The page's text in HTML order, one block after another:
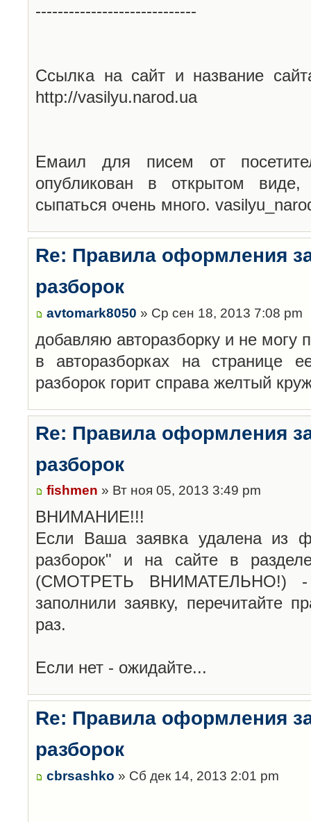
-----------------------------
Ссылка на сайт и название
http://vasilyu.narod.ua
Емаил для писем от
опубликован в открытом
сыпаться очень много.
Re: Правила оформления
разборок
avtomark8050 » Ср сен 18, 2013 7:08 pm
добавляю авторазборку и не могу
в авторазборках на странице
разборок горит справа желтый
Re: Правила оформления
разборок
fishmen » Вт ноя 05, 2013 3:49 pm
ВНИМАНИЕ!!!
Если Ваша заявка удалена из
разборок" и на сайте в
(СМОТРЕТЬ ВНИМАТЕЛЬНО!)
заполнили заявку, перечитайте
раз.
Если нет - ожидайте...
Re: Правила оформления
разборок
cbrsashko » Сб дек 14, 2013 2:01 pm